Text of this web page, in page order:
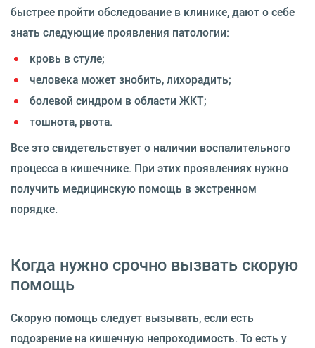
быстрее пройти обследование в клинике, дают о себе
знать следующие проявления патологии:
кровь в стуле;
человека может знобить, лихорадить;
болевой синдром в области ЖКТ;
тошнота, рвота.
Все это свидетельствует о наличии воспалительного
процесса в кишечнике. При этих проявлениях нужно
получить медицинскую помощь в экстренном
порядке.
Когда нужно срочно вызвать скорую
помощь
Скорую помощь следует вызывать, если есть
подозрение на кишечную непроходимость. То есть у